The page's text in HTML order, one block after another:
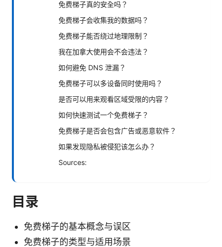
免费梯子真的安全吗？
免费梯子会收集我的数据吗？
免费梯子能否绕过地理限制？
我在加拿大使用会不会违法？
如何避免 DNS 泄漏？
免费梯子可以多设备同时使用吗？
是否可以用来观看区域受限的内容？
如何快速测试一个免费梯子？
免费梯子是否会包含广告或恶意软件？
如果发现隐私被侵犯该怎么办？
Sources:
目录
免费梯子的基本概念与误区
免费梯子的类型与适用场景